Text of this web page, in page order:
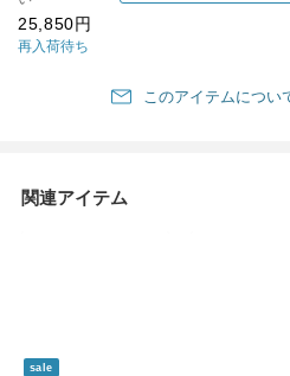
25,850円
再入荷待ち
このアイテムについ
関連アイテム
sale